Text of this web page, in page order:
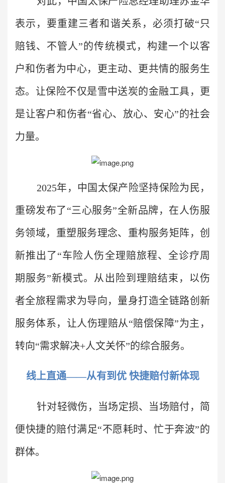
表示，要重建三者和谐关系，必须打破“只
赔钱、不管人”的传统模式，构建一个以客
户和伤者为中心，更主动、更共情的服务生
态。让保险不仅是雪中送炭的金融工具，更
是让客户和伤者“省心、放心、安心”的社会
力量。
2025年，中国太保产险坚持保险为民，
重磅发布了“三心服务”全新品牌，在人伤服
务领域，重塑服务理念、重构服务矩阵，创
新推出了“车险人伤全理赔旅程、全诊疗周
期服务”新模式。从出险到理赔结束，以伤
者全旅程需求为导向，量身打造全链路创新
服务体系，让人伤理赔从“赔偿保障”为主，
转向“需求解决+人文关怀”的综合服务。
线上直通——从有到优 快捷赔付新体现
针对轻微伤，当场定损、当场赔付，简
便快捷的赔付满足“不愿耗时、忙于奔波”的
群体。